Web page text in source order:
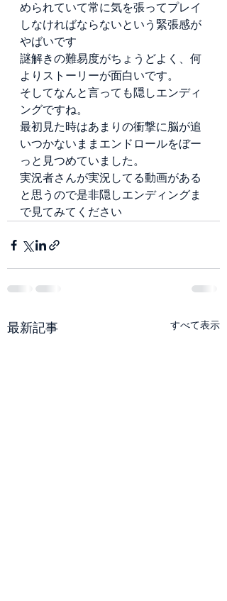
められていて常に気を張ってプレイ
しなければならないという緊張感が
やばいです
謎解きの難易度がちょうどよく、何
よりストーリーが面白いです。
そしてなんと言っても隠しエンディ
ングですね。
最初見た時はあまりの衝撃に脳が追
いつかないままエンドロールをぼー
っと見つめていました。
実況者さんが実況してる動画がある
と思うので是非隠しエンディングま
で見てみてください
最新記事 すべて表示